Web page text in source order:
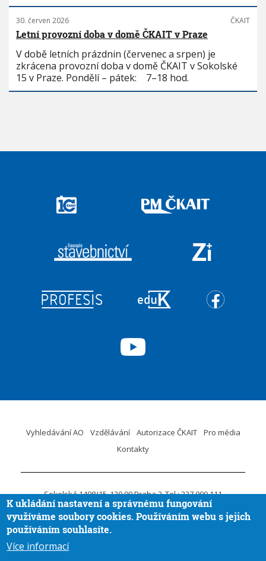
30. červen 2026 ČKAIT
Letní provozní doba v domě ČKAIT v Praze
V době letních prázdnin (červenec a srpen) je
zkrácena provozní doba v domě ČKAIT v Sokolské
15 v Praze. Pondělí – pátek: 7–18 hod.
Vyhledávání AO Vzdělávání Autorizace ČKAIT
Pro média
Kontakty
Sokolská 1498/15 120 00 Praha 2 Tel.: 227 090 111
ID DS:krvaigt E-mail.:ckait@ckait.cz Ochrana osobních údajů
Oznámení porušení práva EU
K ukládání nastavení a správnému fungování
využíváme soubory cookies. Používáním webu s jejich
používáním souhlasíte.
Více informací